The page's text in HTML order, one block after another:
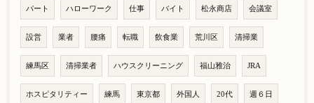
パート ハローワーク 仕事 バイト 松永商店 会議室
設営 業者 腰痛 転職 飲食業 荒川区 清掃業
練馬区 清掃業者 ハウスクリーニング 福山雅治 JRA
ホスピタリティー 練馬 東京都 外国人 20代 週６日